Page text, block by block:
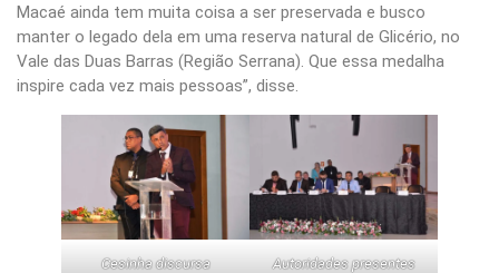
Macaé ainda tem muita coisa a ser preservada e busco
manter o legado dela em uma reserva natural de Glicério, no
Vale das Duas Barras (Região Serrana). Que essa medalha
inspire cada vez mais pessoas”, disse.
Cesinha discursa
Autoridades presentes